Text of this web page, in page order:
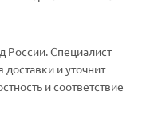
России. Специалист
и уточнит
и соответствие